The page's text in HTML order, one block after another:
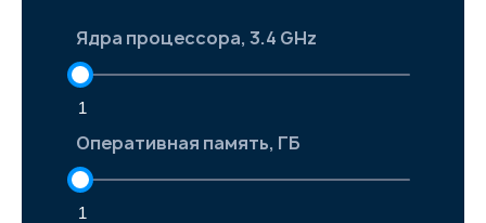
Ядра процессора, 3.4 GHz
1
Оперативная память, ГБ
1